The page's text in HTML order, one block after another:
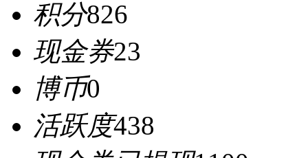
积分826
现金券23
博币0
活跃度438